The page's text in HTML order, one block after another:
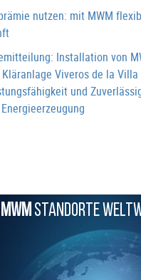
nutzen: mit MWM
Installation von
Kläranlage Viveros de la
und
MWMSTANDORTE